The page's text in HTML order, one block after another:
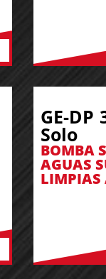
GE-DP
Solo
BOMBA
AGUAS
LIMPIAS